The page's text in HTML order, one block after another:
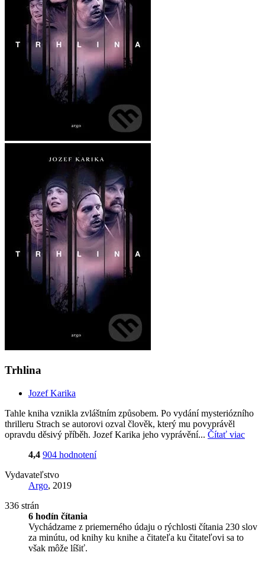
Trhlina
Jozef Karika
Tahle kniha vznikla zvláštním způsobem. Po vydání mysteriózního
thrilleru Strach se autorovi ozval člověk, který mu povyprávěl
opravdu děsivý příběh. Jozef Karika jeho vyprávění... Čítať viac
4,4 904 hodnotení
Vydavateľstvo
Argo, 2019
336 strán
6 hodín čítania
Vychádzame z priemerného údaju o rýchlosti čítania 230 slov
za minútu, od knihy ku knihe a čitateľa ku čitateľovi sa to
však môže líšiť.